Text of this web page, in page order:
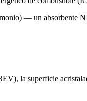
— un absorbente
la superficie